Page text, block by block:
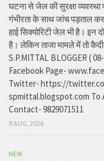
घटना से जेल की सुरक्षा
गंभीरता के साथ जांच पड़ताल
हाई सिक्योरिटी जेल भी है। इन
है। लेकिन ताजा मामले में तो
S.P.MITTAL BLOGGER (
Facebook Page-
Twitter- https://
spmittal.blogspot.com To
Contact- 9829071511
8 AUG, 2026
NEW